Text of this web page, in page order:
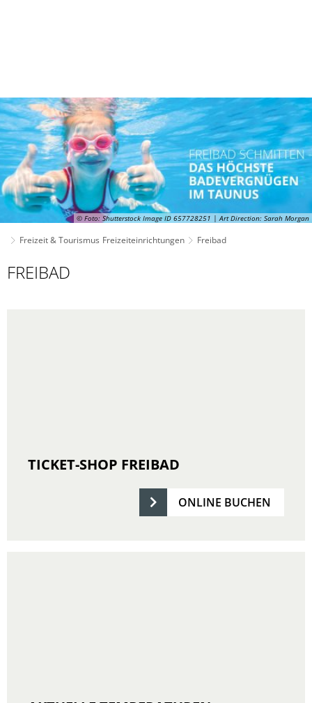
© Foto: Shutterstock Image ID 657728251 | Art Direction: Sarah Morgan
Freizeit & Tourismus Freizeiteinrichtungen Freibad
Freibad
FREIBAD
TICKET-SHOP FREIBAD
ONLINE BUCHEN